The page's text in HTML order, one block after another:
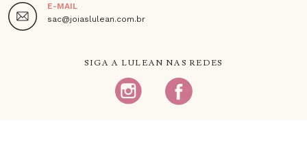
E-MAIL
sac@joiaslulean.com.br
SIGA A LULEAN NAS REDES